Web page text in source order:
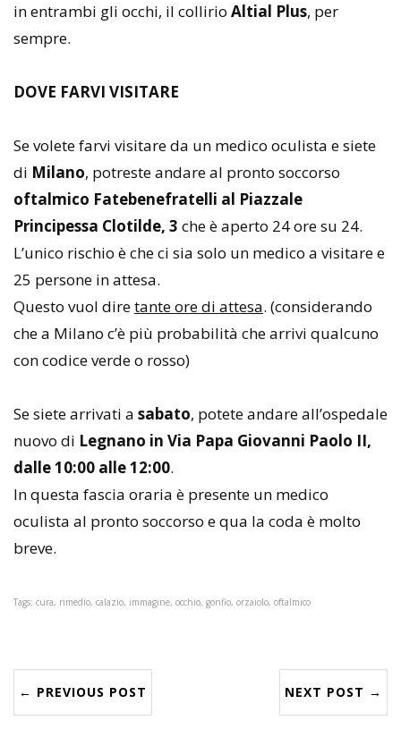
in entrambi gli occhi, il collirio Altial Plus, per
sempre.
DOVE FARVI VISITARE
Se volete farvi visitare da un medico oculista e siete
di Milano, potreste andare al pronto soccorso
oftalmico Fatebenefratelli al Piazzale
Principessa Clotilde, 3 che è aperto 24 ore su 24.
L’unico rischio è che ci sia solo un medico a visitare e
25 persone in attesa.
Questo vuol diretante ore di attesa. (considerando
che a Milano c’è più probabilità che arrivi qualcuno
con codice verde o rosso)
Se siete arrivati a sabato, potete andare all’ospedale
nuovo di Legnano in Via Papa Giovanni Paolo II,
dalle 10:00 alle 12:00.
In questa fascia oraria è presente un medico
oculista al pronto soccorso e qua la coda è molto
breve.
Tags: cura, rimedio, calazio, immagine, occhio, gonfio, orzaiolo, oftalmico
← PREVIOUS POST NEXT POST →